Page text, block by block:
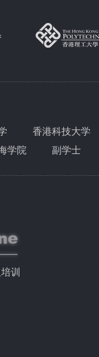
香港科技大学
学院 副学士
训